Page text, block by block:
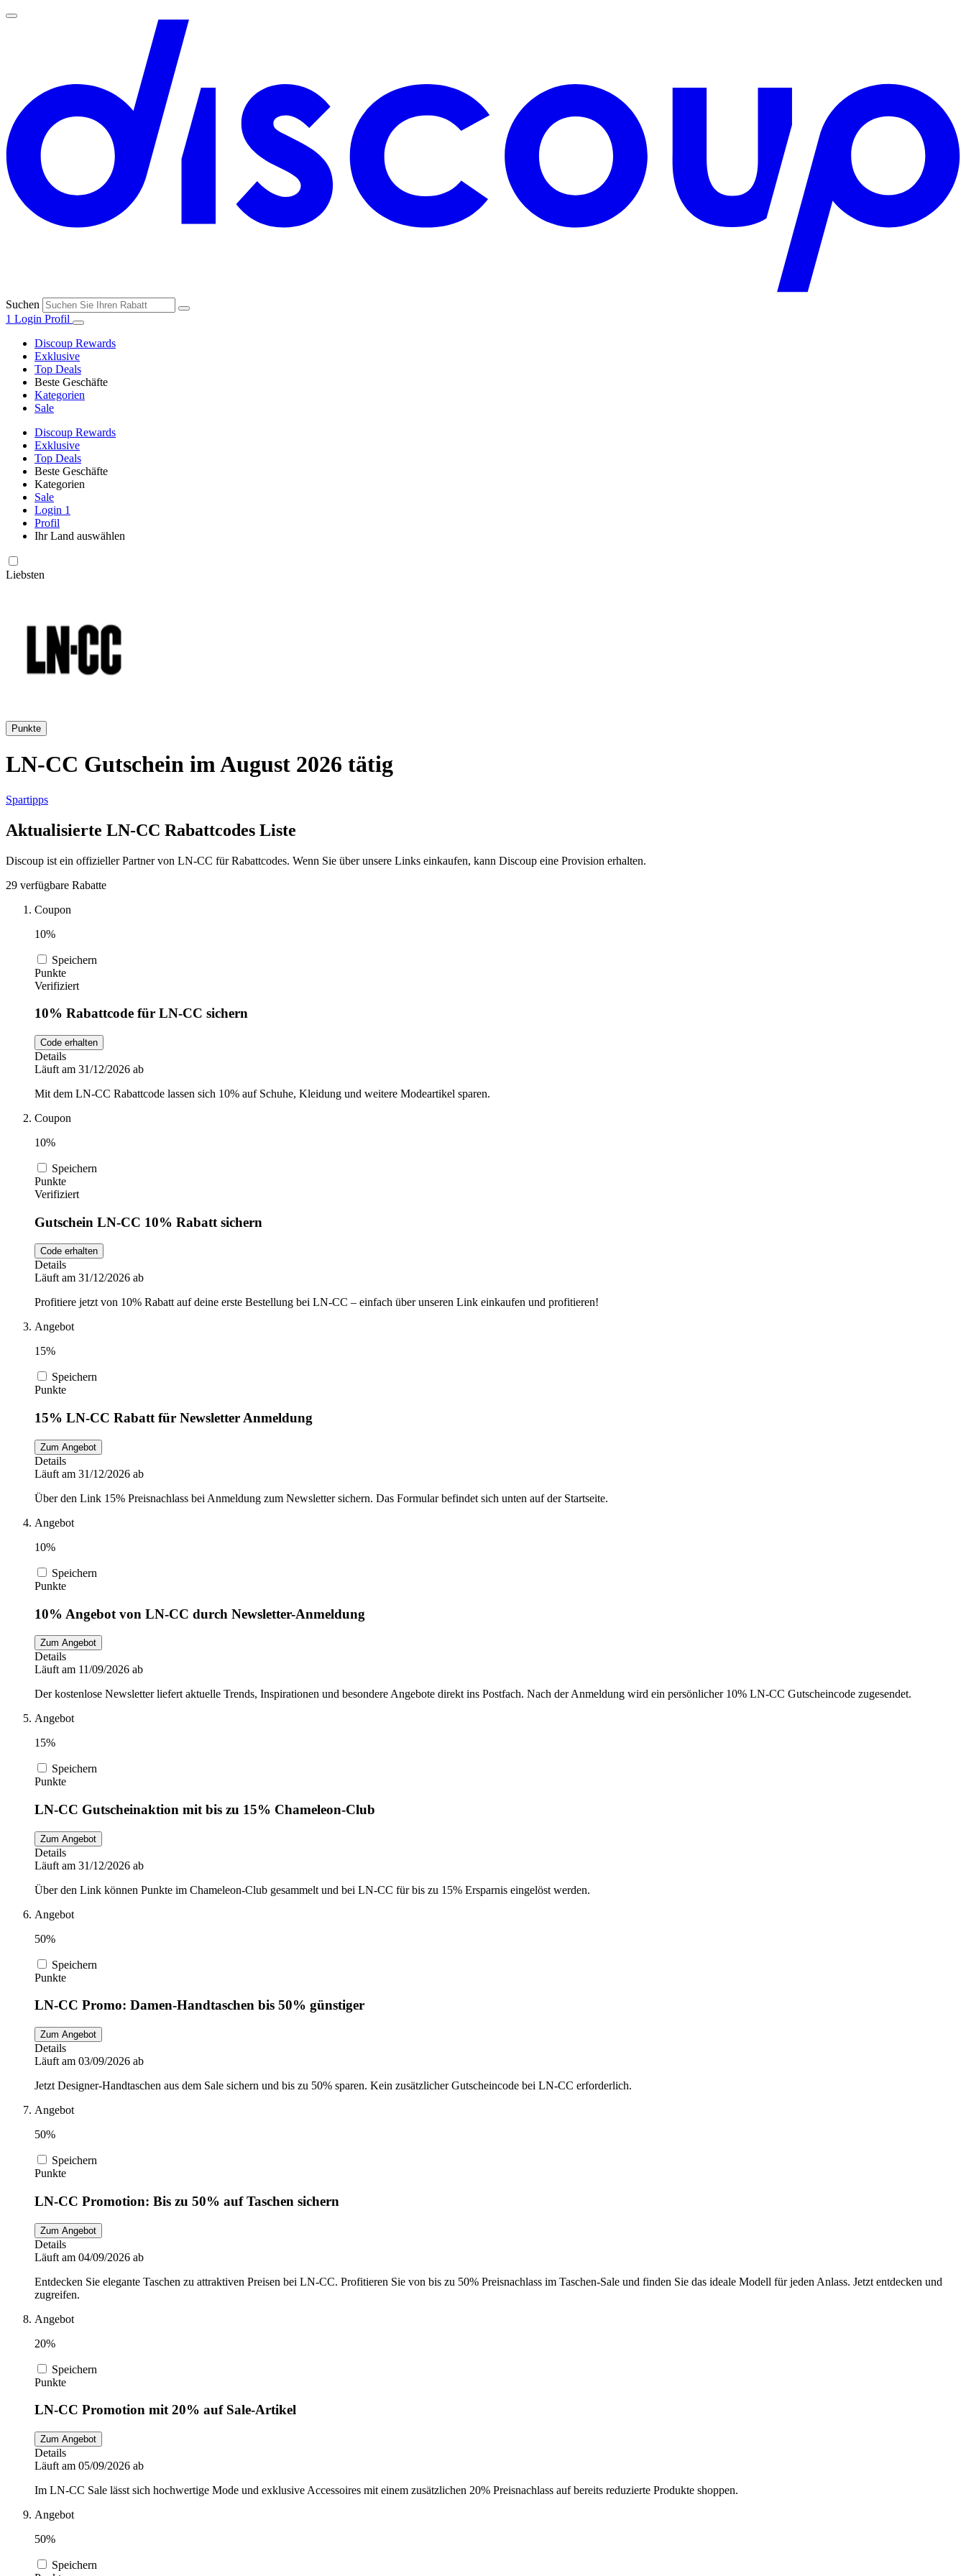
Suchen
1 Login Profil
Discoup Rewards
Exklusive
Top Deals
Beste Geschäfte
Kategorien
Sale
Discoup Rewards
Exklusive
Top Deals
Beste Geschäfte
Kategorien
Sale
Login 1
Profil
Ihr Land auswählen
Liebsten
Punkte
LN-CC Gutschein im August 2026 tätig
Spartipps
Aktualisierte LN-CC Rabattcodes Liste
Discoup ist ein offizieller Partner von LN-CC für Rabattcodes. Wenn Sie über unsere Links einkaufen, kann Discoup eine Provision erhalten.
29 verfügbare Rabatte
Coupon
10%
Speichern
Punkte
Verifiziert
10% Rabattcode für LN-CC sichern
Code erhalten
Details
Läuft am 31/12/2026 ab
Mit dem LN-CC Rabattcode lassen sich 10% auf Schuhe, Kleidung und weitere Modeartikel sparen.
Coupon
10%
Speichern
Punkte
Verifiziert
Gutschein LN-CC 10% Rabatt sichern
Code erhalten
Details
Läuft am 31/12/2026 ab
Profitiere jetzt von 10% Rabatt auf deine erste Bestellung bei LN-CC – einfach über unseren Link einkaufen und profitieren!
Angebot
15%
Speichern
Punkte
15% LN-CC Rabatt für Newsletter Anmeldung
Zum Angebot
Details
Läuft am 31/12/2026 ab
Über den Link 15% Preisnachlass bei Anmeldung zum Newsletter sichern. Das Formular befindet sich unten auf der Startseite.
Angebot
10%
Speichern
Punkte
10% Angebot von LN-CC durch Newsletter-Anmeldung
Zum Angebot
Details
Läuft am 11/09/2026 ab
Der kostenlose Newsletter liefert aktuelle Trends, Inspirationen und besondere Angebote direkt ins Postfach. Nach der Anmeldung wird ein persönlicher 10% LN-CC Gutscheincode zugesendet.
Angebot
15%
Speichern
Punkte
LN-CC Gutscheinaktion mit bis zu 15% Chameleon-Club
Zum Angebot
Details
Läuft am 31/12/2026 ab
Über den Link können Punkte im Chameleon-Club gesammelt und bei LN-CC für bis zu 15% Ersparnis eingelöst werden.
Angebot
50%
Speichern
Punkte
LN-CC Promo: Damen-Handtaschen bis 50% günstiger
Zum Angebot
Details
Läuft am 03/09/2026 ab
Jetzt Designer-Handtaschen aus dem Sale sichern und bis zu 50% sparen. Kein zusätzlicher Gutscheincode bei LN-CC erforderlich.
Angebot
50%
Speichern
Punkte
LN-CC Promotion: Bis zu 50% auf Taschen sichern
Zum Angebot
Details
Läuft am 04/09/2026 ab
Entdecken Sie elegante Taschen zu attraktiven Preisen bei LN-CC. Profitieren Sie von bis zu 50% Preisnachlass im Taschen-Sale und finden Sie das ideale Modell für jeden Anlass. Jetzt entdecken und
zugreifen.
Angebot
20%
Speichern
Punkte
LN-CC Promotion mit 20% auf Sale-Artikel
Zum Angebot
Details
Läuft am 05/09/2026 ab
Im LN-CC Sale lässt sich hochwertige Mode und exklusive Accessoires mit einem zusätzlichen 20% Preisnachlass auf bereits reduzierte Produkte shoppen.
Angebot
50%
Speichern